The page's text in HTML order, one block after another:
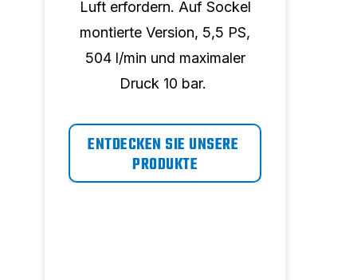
Luft erfordern. Auf Sockel
montierte Version, 5,5 PS,
504 l/min und maximaler
Druck 10 bar.
ENTDECKEN SIE UNSERE
PRODUKTE